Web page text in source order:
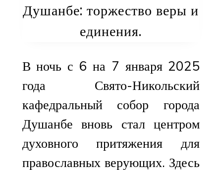
Душанбе: торжество веры и
единения.
В ночь с 6 на 7 января 2025
года Свято-Никольский
кафедральный собор города
Душанбе вновь стал центром
духовного притяжения для
православных верующих. Здесь